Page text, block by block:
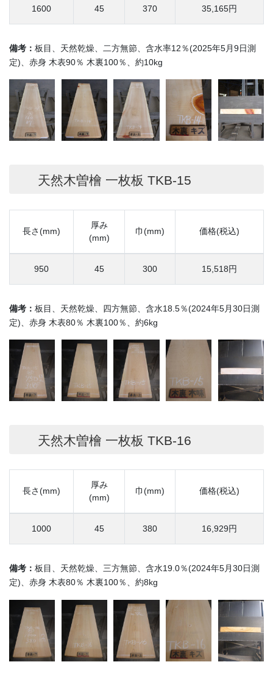
1600 45 370 35,165円
備考： 板目、天然乾燥、二方無節、含水率12％(2025年5月9日測
定)、赤身 木表90％ 木裏100％、約10kg
天然木曽檜 一枚板 TKB-15
長さ(mm)
厚み
(mm)
巾(mm) 価格(税込)
950 45 300 15,518円
備考： 板目、天然乾燥、四方無節、含水18.5％(2024年5月30日測
定)、赤身 木表80％ 木裏100％、約6kg
天然木曽檜 一枚板 TKB-16
長さ(mm)
厚み
(mm)
巾(mm) 価格(税込)
1000 45 380 16,929円
備考： 板目、天然乾燥、三方無節、含水19.0％(2024年5月30日測
定)、赤身 木表80％ 木裏100％、約8kg